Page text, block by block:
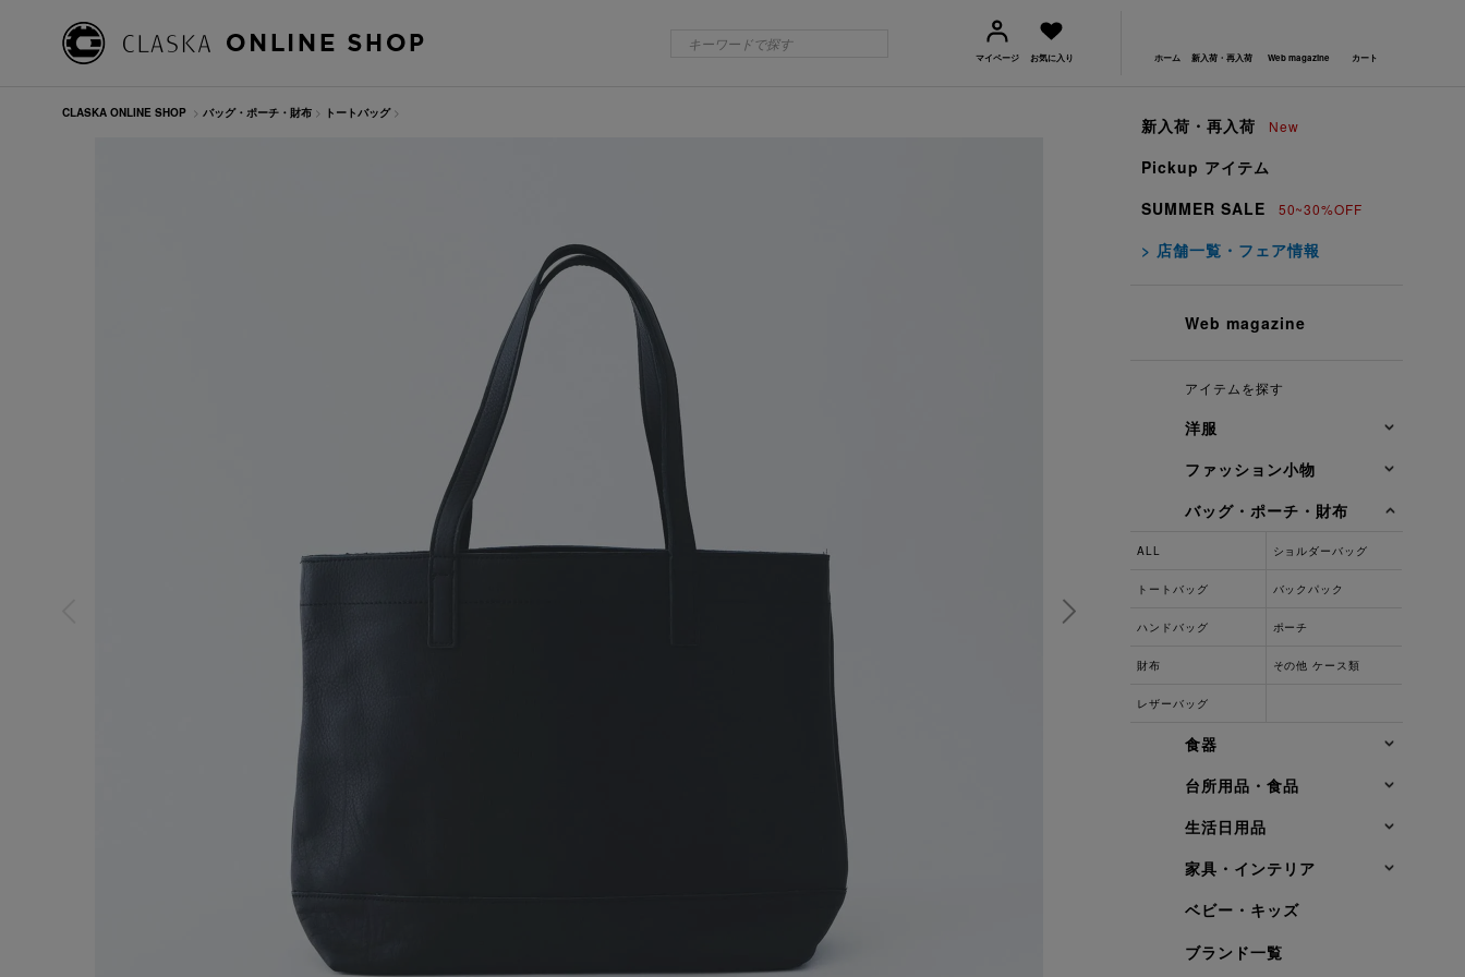
マイページ お気に入り ホーム 新入荷・再入荷 Web magazine カート
新入荷・再入荷 New
Pickup アイテム
SUMMER SALE
50~30%OFF
> 店舗一覧・フェア情報
Web magazine
アイテムを探す
洋服
ファッション小物
バッグ・ポーチ・財布
ALL ショルダーバッグ
トートバッグ バックパック
ハンドバッグ ポーチ
財布 その他 ケース類
レザーバッグ
食器
台所用品・食品
生活日用品
家具・インテリア
ベビー・キッズ
ブランド一覧
CLASKA ONLINE SHOP > バッグ・ポーチ・財布 > トートバッグ>